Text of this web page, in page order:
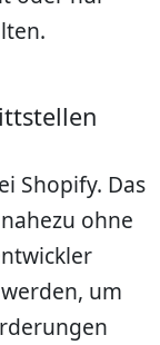
Shopify. Das
ohne
um